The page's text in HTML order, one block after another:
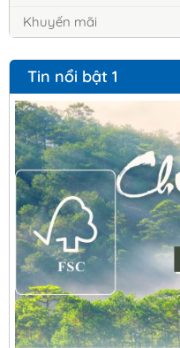
Khuyến mãi
Tin nổi bật 1